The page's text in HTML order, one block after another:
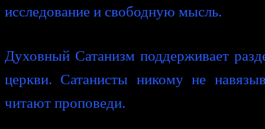
исследование и свободную мысль.
Духовный Сатанизм поддерживает
церкви. Сатанисты никому не
читают проповеди.